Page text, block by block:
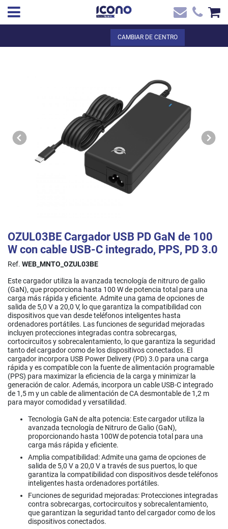
VER LA CESTA
ES ✖
Inicio
CAMBIAR DE CENTRO
OZUL03BE Cargador USB PD GaN de 100
W con cable USB-C integrado, PPS, PD 3.0
Ref. WEB_MNTO_OZUL03BE
Este cargador utiliza la avanzada tecnología de nitruro de galio
(GaN), que proporciona hasta 100 W de potencia total para una
carga más rápida y eficiente. Admite una gama de opciones de
salida de 5,0 V a 20,0 V, lo que garantiza la compatibilidad con
dispositivos que van desde teléfonos inteligentes hasta
ordenadores portátiles. Las funciones de seguridad mejoradas
incluyen protecciones integradas contra sobrecargas,
cortocircuitos y sobrecalentamiento, lo que garantiza la seguridad
tanto del cargador como de los dispositivos conectados. El
cargador incorpora USB Power Delivery (PD) 3.0 para una carga
rápida y es compatible con la fuente de alimentación programable
(PPS) para maximizar la eficiencia de la carga y minimizar la
generación de calor. Además, incorpora un cable USB-C integrado
de 1,5 m y un cable de alimentación de CA desmontable de 1,2 m
para mayor comodidad y versatilidad.
Tecnología GaN de alta potencia: Este cargador utiliza la
avanzada tecnología de Nitruro de Galio (GaN),
proporcionando hasta 100W de potencia total para una
carga más rápida y eficiente.
Amplia compatibilidad: Admite una gama de opciones de
salida de 5,0 V a 20,0 V a través de sus puertos, lo que
garantiza la compatibilidad con dispositivos desde teléfonos
inteligentes hasta ordenadores portátiles.
Funciones de seguridad mejoradas: Protecciones integradas
contra sobrecargas, cortocircuitos y sobrecalentamiento,
que garantizan la seguridad tanto del cargador como de los
dispositivos conectados.